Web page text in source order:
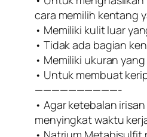
cara memilih kentang
• Memiliki kulit luar
• Tidak ada bagian
• Memiliki ukuran
• Untuk membuat
——————————-
• Agar ketebalan
menyingkat waktu